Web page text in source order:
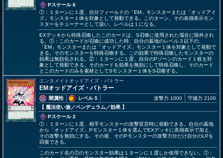
Pスケール 6
①：１ターンに１度、自分フィールドの「EM」モンスターまたは「オッドアイ
ズ」モンスター１体を対象として発動できる。このターン、その表側表示モン
スターをチューナーとして扱い、レベルは１になる。
EXデッキから特殊召喚したこのカードは、S召喚に使用された場合に除外され
る。①：このカードが召喚に成功した時、自分の墓地のレベル３以下の、
「EM」モンスターまたは「オッドアイズ」モンスター１体を対象として発動で
きる。そのモンスターを特殊召喚する。この効果で特殊召喚したモンスターの
効果は無効化される。②：１ターンに１度、自分のPゾーンのカード１枚を対
象として発動できる。そのカードを効果を無効にして特殊召喚し、そのカード
とこのカードのみを素材としてSモンスター１体をS召喚する。
エンタメイトオッドアイズ・バトラー
EMオッドアイズ・バトラー
闇属性
レベル 5
【 魔法使い族／ペンデュラム／効果 】
攻撃力 1000 守備力 2100
Pスケール 2
①：１ターンに１度、相手モンスターの攻撃宣言時に発動できる。自分の墓地
から「オッドアイズ」Pモンスター１体を選んでEXデッキに表側表示で加え、
その攻撃を無効にする。その後、そのPモンスターの攻撃力分だけ自分のLPを
回復できる。
このカード名の①のモンスター効果は１ターンに１度しか使用できない。①：